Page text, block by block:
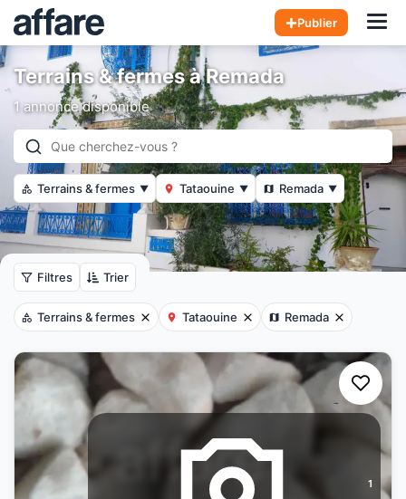
Publier
Terrains & fermes à Remada
1 annonce disponible
Terrains & fermes ▼ Tataouine ▼ Remada ▼
Filtres Trier
Terrains & fermes Tataouine Remada
1